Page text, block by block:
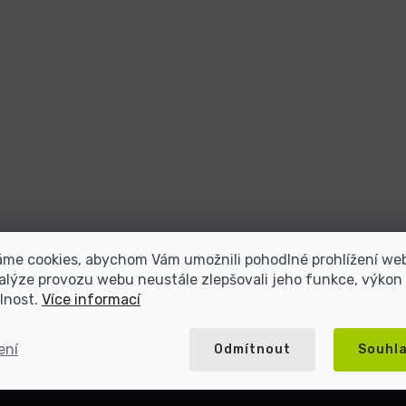
cookies, abychom Vám umožnili pohodlné prohlížení
provozu webu neustále zlepšovali jeho funkce, výkon
Více informací
Odmítnout
repasované elektroniky s více
zákazníků
Přes 20 let na trhu